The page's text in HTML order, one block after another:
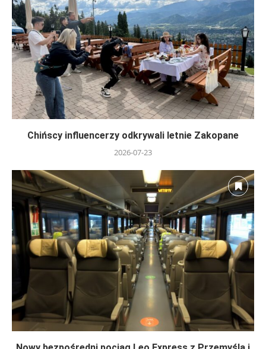
Chińscy influencerzy odkrywali letnie Zakopane
2026-07-23